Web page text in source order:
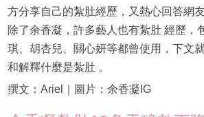
方分享自己的紮肚經歷，又熱心回答網
除了余香凝，許多藝人也有紮肚 經歷，
琪、胡杏兒、關心妍等都曾使用，下文
和解釋什麼是紮肚 。
撰文：Ariel｜圖片：余香凝IG